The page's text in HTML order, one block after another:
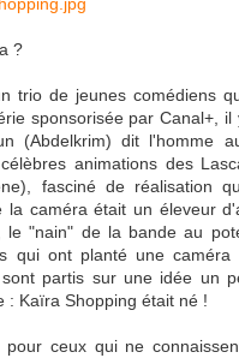
?
trio de jeunes comédiens
sponsorisée par Canal+, il
(Abdelkrim) dit l'homme
animations des
fasciné de réalisation
la caméra était un éleveur
le "nain" de la bande au
qui ont planté une
partis sur une idée un
: Kaïra Shopping était né !
, pour ceux qui ne